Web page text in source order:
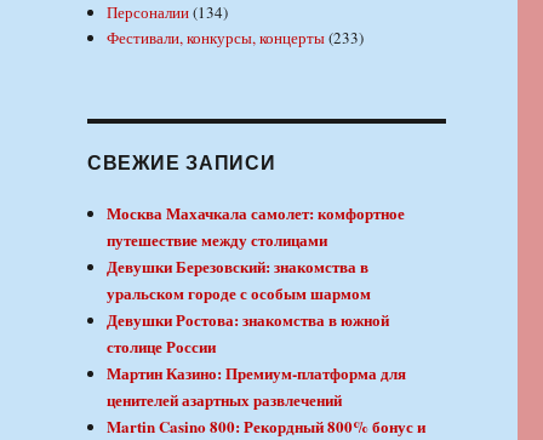
Персоналии(134)
Фестивали, конкурсы, концерты(233)
СВЕЖИЕ ЗАПИСИ
Москва Махачкала самолет: комфортное
путешествие между столицами
Девушки Березовский: знакомства в
уральском городе с особым шармом
Девушки Ростова: знакомства в южной
столице России
Мартин Казино: Премиум-платформа для
ценителей азартных развлечений
Martin Casino 800: Рекордный 800% бонус и